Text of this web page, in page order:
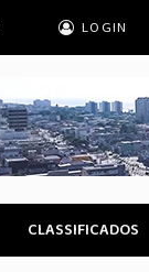
LOGIN
CLASSIFICADOS